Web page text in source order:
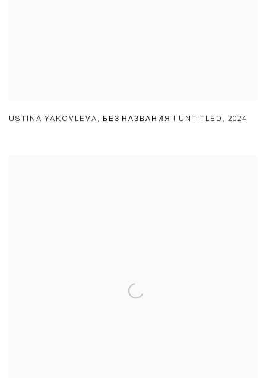
USTINA YAKOVLEVA , БЕЗ НАЗВАНИЯ | UNTITLED , 2024